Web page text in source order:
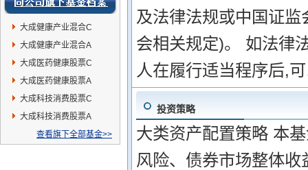
大成健康产业混合C
大成健康产业混合A
大成医药健康股票C
大成医药健康股票A
大成科技消费股票C
大成科技消费股票A
查看旗下全部基金>>
及法律法规或中国证
会相关规定)。 如法律
人在履行适当程序后,
投资策略
大类资产配置策略 本
风险、债券市场整体